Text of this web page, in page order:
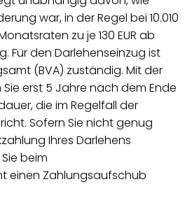
war, in der Regel bei 10.010
zu je 130 EUR ab
Für den Darlehenseinzug ist
(BVA) zuständig. Mit der
erst 5 Jahre nach dem Ende
die im Regelfall der
Sofern Sie nicht genug
Ihres Darlehens
beim
einen Zahlungsaufschub